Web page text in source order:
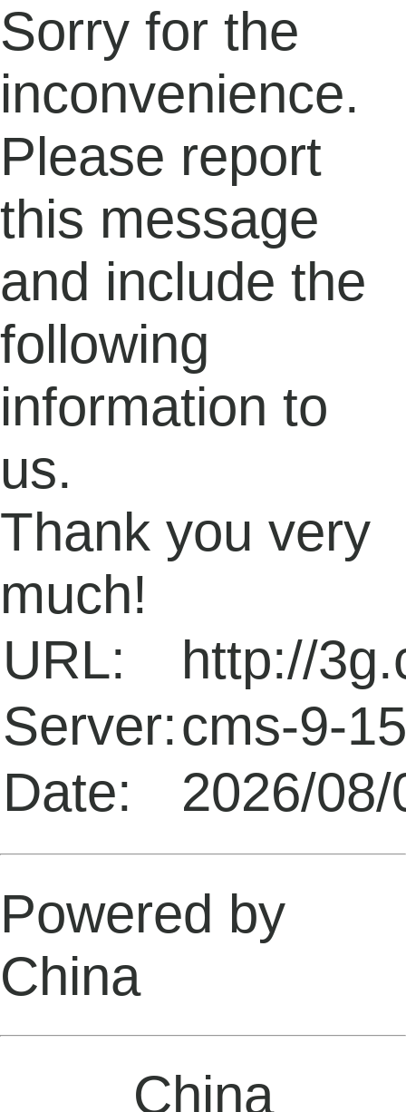
Sorry for the
inconvenience.
Please report
this message
and include the
following
information to
us.
Thank you very
much!
URL:
http://
Server:cms-9-
Date:
2026/
Powered by
China
China